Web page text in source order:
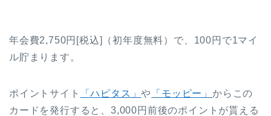
年会費2,750円[税込]（初年度無料）で、100円で1マイ
ル貯まります。
ポイントサイト 「ハピタス」や 「モッピー」からこの
カードを発行すると、3,000円前後のポイントが貰える